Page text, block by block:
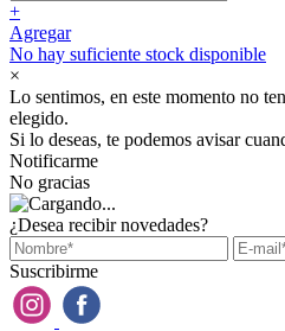
+
Agregar
No hay suficiente stock disponible
×
Lo sentimos, en este momento no
elegido.
Si lo deseas, te podemos avisar
Notificarme
No gracias
¿Desea recibir novedades?
Suscribirme